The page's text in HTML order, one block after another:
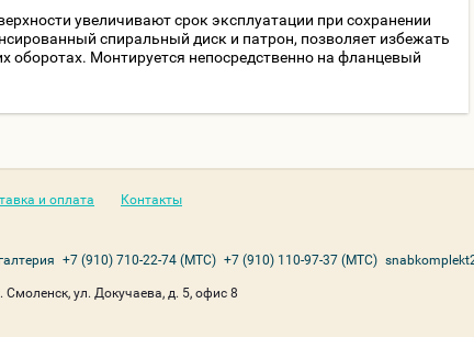
увеличивают срок эксплуатации при сохранении
спиральный диск и патрон, позволяет избежать
оборотах. Монтируется непосредственно на фланцевый
и оплата Контакты
+7 (910) 710-22-74 (МТС) +7 (910) 110-97-37 (МТС)
Смоленск, ул. Докучаева, д. 5, офис 8